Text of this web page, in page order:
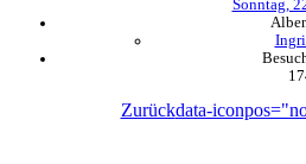
Sonntag,
Zurückdata-